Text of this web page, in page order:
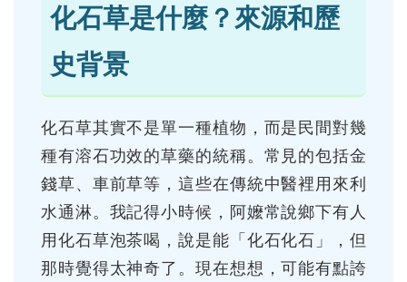
化石草是什麼？來源和歷
史背景
化石草其實不是單一種植物，而是民間對幾
種有溶石功效的草藥的統稱。常見的包括金
錢草、車前草等，這些在傳統中醫裡用來利
水通淋。我記得小時候，阿嬤常說鄉下有人
用化石草泡茶喝，說是能「化石化石」，但
那時覺得太神奇了。現在想想，可能有點誇